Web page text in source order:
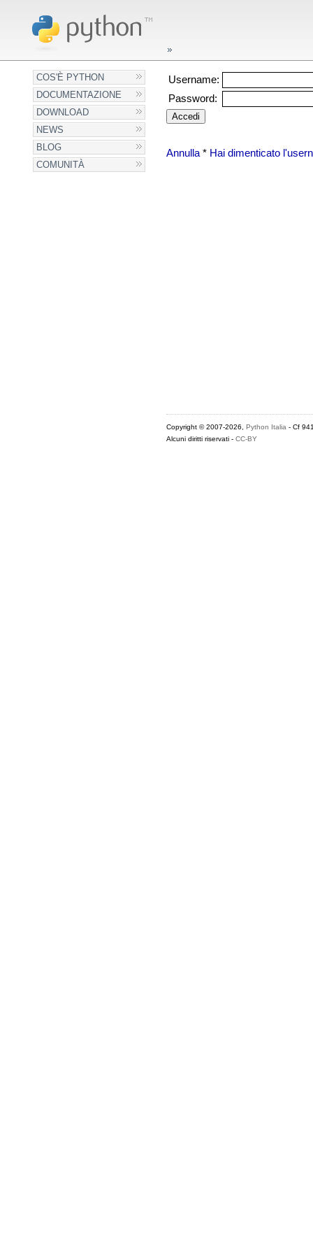
COS'È PYTHON
DOCUMENTAZIONE
DOWNLOAD
NEWS
BLOG
COMUNITÀ
Username:
Password:
Annulla* Hai dimenticato
Copyright © 2007-2026, Python Italia - Cf
Alcuni diritti riservati - CC-BY